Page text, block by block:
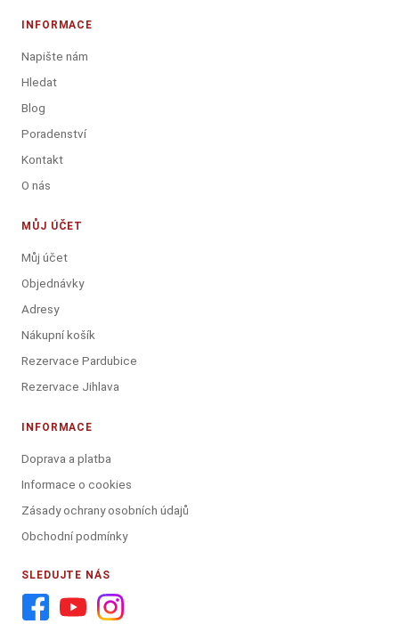
INFORMACE
Napište nám
Hledat
Blog
Poradenství
Kontakt
O nás
MŮJ ÚČET
Můj účet
Objednávky
Adresy
Nákupní košík
Rezervace Pardubice
Rezervace Jihlava
INFORMACE
Doprava a platba
Informace o cookies
Zásady ochrany osobních údajů
Obchodní podmínky
SLEDUJTE NÁS